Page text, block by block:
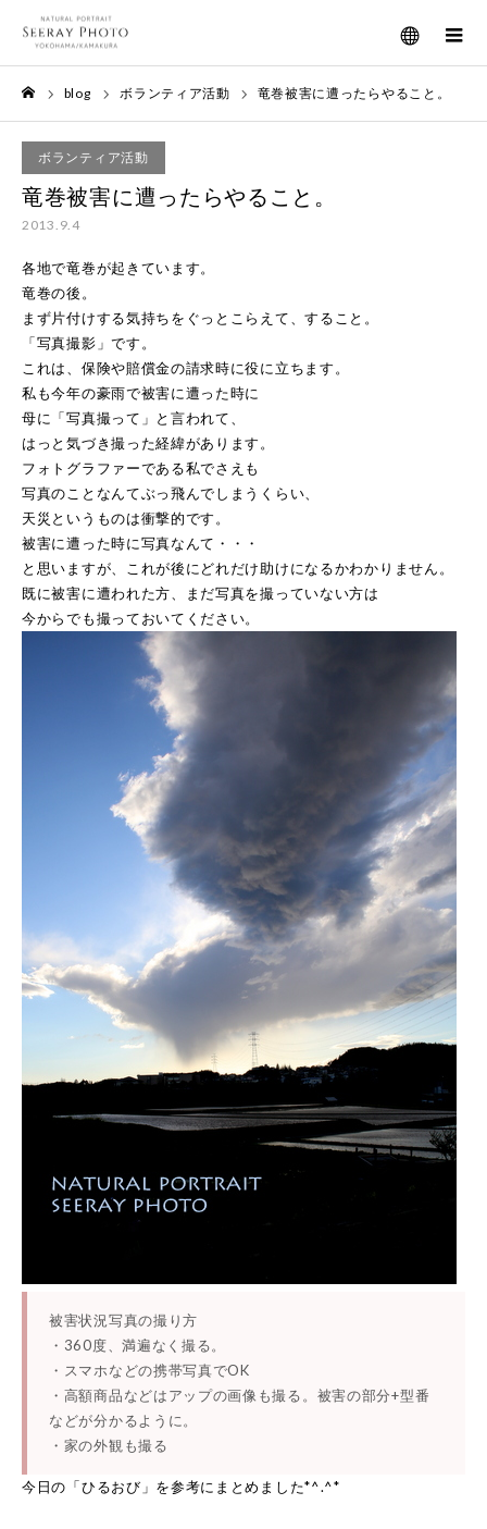
メニュー
blog ボランティア活動 竜巻被害に遭ったらやること。
ボランティア活動
竜巻被害に遭ったらやること。
2013.9.4
各地で竜巻が起きています。
竜巻の後。
まず片付けする気持ちをぐっとこらえて、すること。
「写真撮影」です。
これは、保険や賠償金の請求時に役に立ちます。
私も今年の豪雨で被害に遭った時に
母に「写真撮って」と言われて、
はっと気づき撮った経緯があります。
フォトグラファーである私でさえも
写真のことなんてぶっ飛んでしまうくらい、
天災というものは衝撃的です。
被害に遭った時に写真なんて・・・
と思いますが、これが後にどれだけ助けになるかわかりません。
既に被害に遭われた方、まだ写真を撮っていない方は
今からでも撮っておいてください。
被害状況写真の撮り方
・360度、満遍なく撮る。
・スマホなどの携帯写真でOK
・高額商品などはアップの画像も撮る。被害の部分+型番
などが分かるように。
・家の外観も撮る
今日の「ひるおび」を参考にまとめました*^.^*